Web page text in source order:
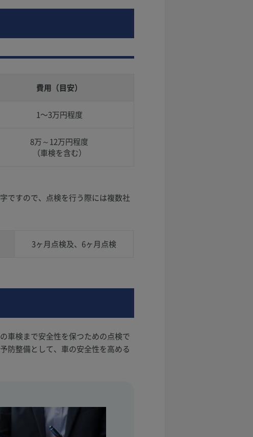
費用（目安）
1〜3万円程度
8万～12万円程度
（車検を含む）
ですので、点検を行う際には複数社
3ヶ月点検及、6ヶ月点検
車検まで安全性を保つための点検で
防整備として、車の安全性を高める